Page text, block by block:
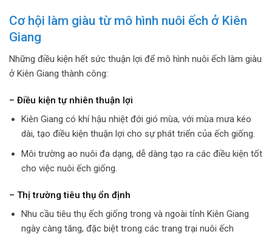
Cơ hội làm giàu từ mô hình nuôi ếch ở Kiên
Giang
Những điều kiện hết sức thuận lợi để mô hình nuôi ếch làm giàu
ở Kiên Giang thành công:
– Điều kiện tự nhiên thuận lợi
Kiên Giang có khí hậu nhiệt đới gió mùa, với mùa mưa kéo
dài, tạo điều kiện thuận lợi cho sự phát triển của ếch giống.
Môi trường ao nuôi đa dạng, dễ dàng tạo ra các điều kiện tốt
cho việc nuôi ếch giống.
– Thị trường tiêu thụ ổn định
Nhu cầu tiêu thụ ếch giống trong và ngoài tỉnh Kiên Giang
ngày càng tăng, đặc biệt trong các trang trại nuôi ếch